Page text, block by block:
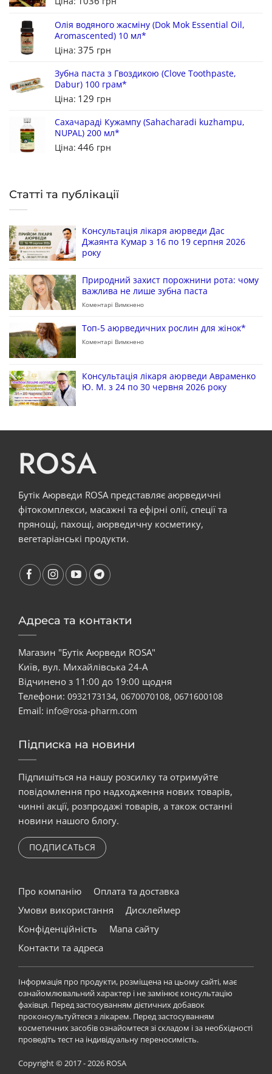
Олія водяного жасміну (Dok Mok Essential Oil,
Aromascented) 10 мл*
Ціна: 375 грн
Зубна паста з Гвоздикою (Clove Toothpaste,
Dabur) 100 грам*
Ціна: 129 грн
Сахачараді Кужампу (Sahacharadi kuzhampu,
NUPAL) 200 мл*
Ціна: 446 грн
Статті та публікації
Консультація лікаря аюрведи Дас
Джаянта Кумар з 16 по 19 серпня 2026
року
Природний захист порожнини рота: чому
важлива не лише зубна паста
Коментарі Вимкнено
Топ-5 аюрведичних рослин для жінок*
Коментарі Вимкнено
Консультація лікаря аюрведи Авраменко
Ю. М. з 24 по 30 червня 2026 року
ROSA
Бутік Аюрведи ROSA представляє аюрведичні
фітокомплекси, масажні та ефірні олії, спеції та
прянощі, пахощі, аюрведичну косметику,
вегетаріанські продукти.
Адреса та контакти
Магазин "Бутік Аюрведи ROSA"
Київ, вул. Михайлівська 24-А
Відчинено з 11:00 до 19:00 щодня
Телефони: 0932173134, 0670070108, 0671600108
Email: info@rosa-pharm.com
Підписка на новини
Підпишіться на нашу розсилку та отримуйте
повідомлення про надходження нових товарів,
чинні акції, розпродажі товарів, а також останні
новини нашого блогу.
ПОДПИСАТЬСЯ
Про компанію
Оплата та доставка
Умови використання
Дисклеймер
Конфіденційність
Мапа сайту
Контакти та адреса
Інформація про продукти, розміщена на цьому сайті, має
ознайомлювальний характер і не замінює консультацію
фахівця. Перед застосуванням дієтичних добавок
проконсультуйтеся з лікарем. Перед застосуванням
косметичних засобів ознайомтеся зі складом і за необхідності
проведіть тест на індивідуальну переносимість.
Copyright © 2017 - 2026 ROSA